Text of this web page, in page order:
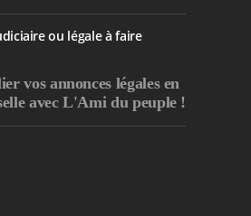
ou légale à faire
vos annonces légales en
avec L'Ami du peuple !